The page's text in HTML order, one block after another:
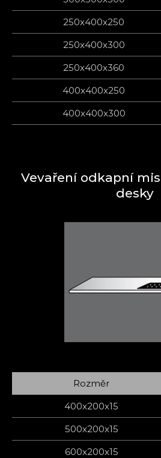
250x400x250
250x400x300
250x400x360
400x400x250
400x400x300
Vevaření odkapní
desky
Rozměr
400x200x15
500x200x15
600x200x15